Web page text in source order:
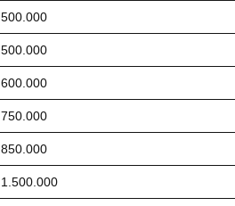
500.000
500.000
600.000
750.000
850.000
1.500.000